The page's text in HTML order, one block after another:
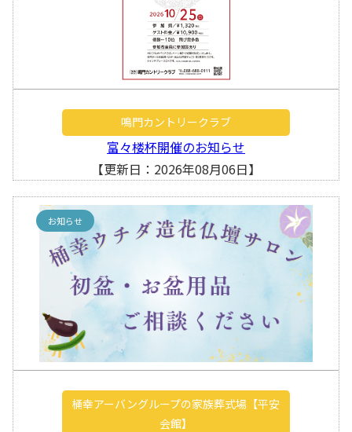
鳴門カントリークラブ
富々楼杯開催のお知らせ
【更新日：2026年08月06日】
お知らせ
桶幸アーバングループの家族葬式場【平安
会館】